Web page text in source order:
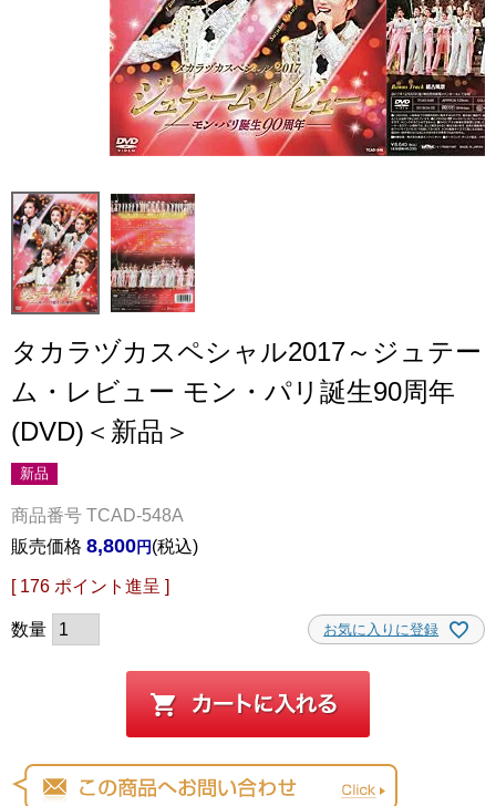
タカラヅカスペシャル2017～ジュテー
ム・レビュー モン・パリ誕生90周年
(DVD)＜新品＞
新品
商品番号 TCAD-548A
販売価格 8,800 税込
[ 176 ポイント進呈 ]
お気に入りに登録